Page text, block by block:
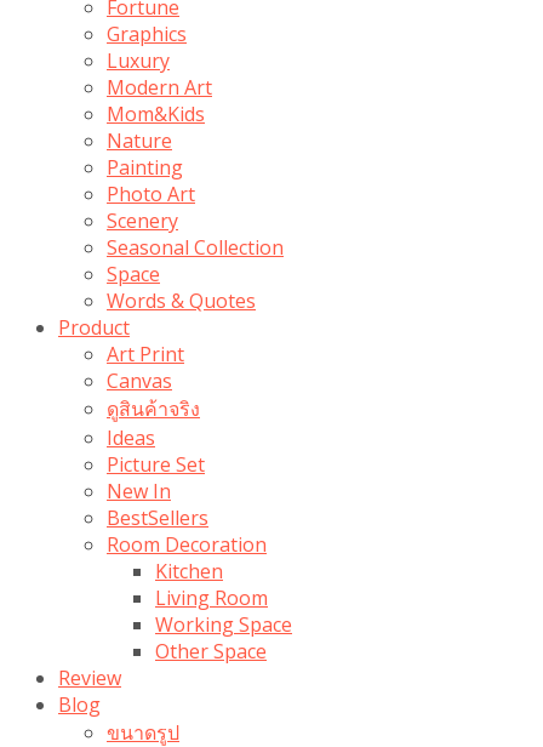
Fortune
Graphics
Luxury
Modern Art
Mom&Kids
Nature
Painting
Photo Art
Scenery
Seasonal Collection
Space
Words & Quotes
Product
Art Print
Canvas
ดูสินค้าจริง
Ideas
Picture Set
New In
BestSellers
Room Decoration
Kitchen
Living Room
Working Space
Other Space
Review
Blog
ขนาดรูป